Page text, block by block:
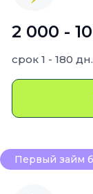
2 000 -
срок 1 - 180 дн.
Первый займ